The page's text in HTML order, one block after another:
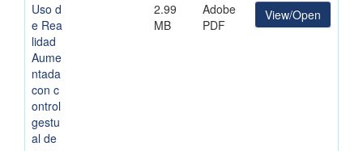
Uso d
e Rea
lidad
Aume
ntada
con c
ontrol
gestu
al de
2.99
MB
Adobe
PDF
View/Open